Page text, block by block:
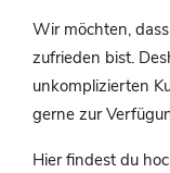
Wir möchten,
zufrieden bist.
unkomplizierten
gerne zur
Hier findest du